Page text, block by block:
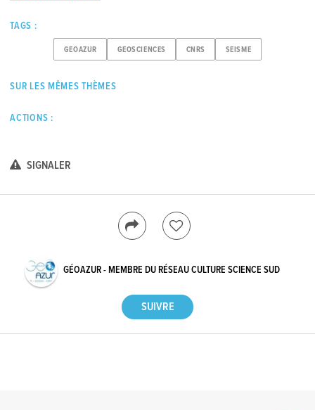
TAGS :
GEOAZUR GEOSCIENCES CNRS SEISME
SUR LES MÊMES THÈMES
ACTIONS :
SIGNALER
GÉOAZUR - MEMBRE DU RÉSEAU CULTURE SCIENCE SUD